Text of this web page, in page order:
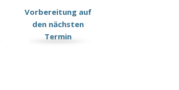
Vorbereitung auf
den nächsten
Termin